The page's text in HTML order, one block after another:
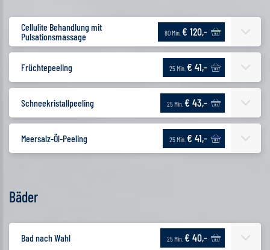
Cellulite Behandlung mit
Pulsationsmassage
80 Min. € 120,-
Früchtepeeling 25 Min. € 41,-
Schneekristallpeeling 25 Min. € 43,-
Meersalz-Öl-Peeling 25 Min. € 41,-
Bäder
Bad nach Wahl 25 Min. € 40,-